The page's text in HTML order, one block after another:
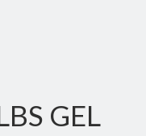
GEL